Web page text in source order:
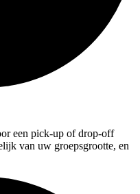
een pick-up of drop-off
van uw groepsgrootte, en